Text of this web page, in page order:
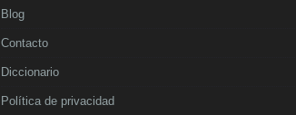
Blog
Contacto
Diccionario
Política de privacidad